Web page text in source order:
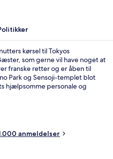
Overnatningsstedets facade
kørsel til Tokyos
som gerne vil have noget at
franske retter og er åben til
Park og Sensoji-templet blot
hjælpsomme personale og
kort gåtur fra offentlig transport:
7 minutter væk og Higashi-
minutter derfra.
anmeldelser